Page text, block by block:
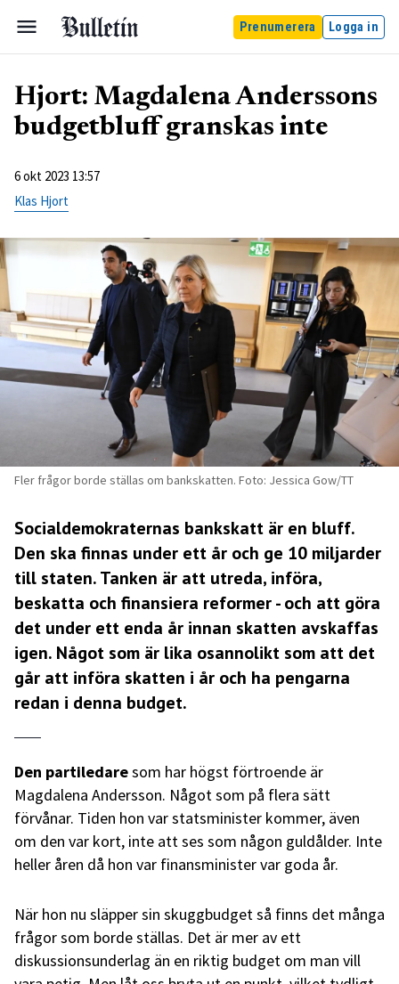
Prenumerera Logga in
Hjort: Magdalena Anderssons
budgetbluff granskas inte
6 okt 2023 13:57
Klas Hjort
Fler frågor borde ställas om bankskatten. Foto: Jessica Gow/TT
Socialdemokraternas bankskatt är en bluff.
Den ska finnas under ett år och ge 10 miljarder
till staten. Tanken är att utreda, införa,
beskatta och finansiera reformer - och att göra
det under ett enda år innan skatten avskaffas
igen. Något som är lika osannolikt som att det
går att införa skatten i år och ha pengarna
redan i denna budget.
Den partiledaresom har högst förtroende är
Magdalena Andersson. Något som på flera sätt
förvånar. Tiden hon var statsminister kommer, även
om den var kort, inte att ses som någon guldålder. Inte
heller åren då hon var finansminister var goda år.
När hon nu släpper sin skuggbudget så finns det många
frågor som borde ställas. Det är mer av ett
diskussionsunderlag än en riktig budget om man vill